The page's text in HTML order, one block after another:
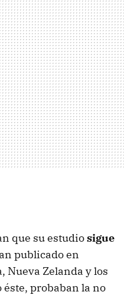
que su estudiosigue
publicado en
Nueva Zelanda y los
probaban la no